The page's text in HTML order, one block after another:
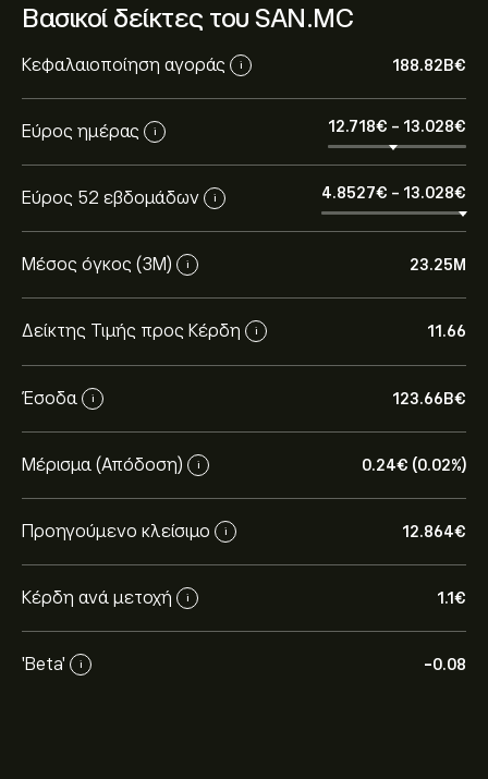
Βασικοί δείκτες του SAN.MC
Κεφαλαιοποίηση αγοράς i 188.82B‎€‎
Εύρος ημέρας i 12.718‎€‎ - 13.028‎€‎
Εύρος 52 εβδομάδων i 4.8527‎€‎ - 13.028‎€‎
Μέσος όγκος (3Μ) i 23.25M
Δείκτης Τιμής προς Κέρδη i 11.66
Έσοδα i 123.66B‎€‎
Μέρισμα (Απόδοση) i 0.24‎€‎ (0.02%)
Προηγούμενο κλείσιμο i 12.864‎€‎
Κέρδη ανά μετοχή i 1.1‎€‎
'Beta' i -0.08